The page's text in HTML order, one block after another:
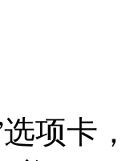
项卡